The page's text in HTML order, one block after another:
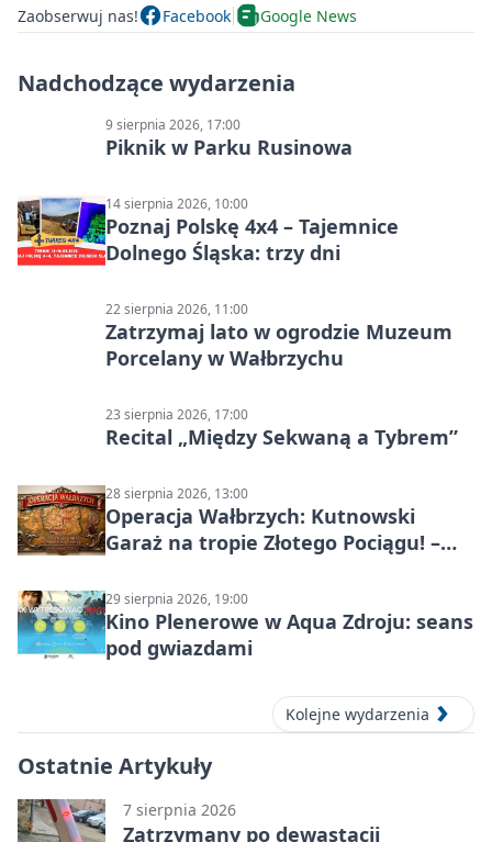
Zaobserwuj nas! Facebook Google News
Nadchodzące wydarzenia
9 sierpnia 2026, 17:00
Piknik w Parku Rusinowa
14 sierpnia 2026, 10:00
Poznaj Polskę 4x4 – Tajemnice
Dolnego Śląska: trzy dni
22 sierpnia 2026, 11:00
Zatrzymaj lato w ogrodzie Muzeum
Porcelany w Wałbrzychu
23 sierpnia 2026, 17:00
Recital „Między Sekwaną a Tybrem”
28 sierpnia 2026, 13:00
Operacja Wałbrzych: Kutnowski
Garaż na tropie Złotego Pociągu! –
29 sierpnia 2026, 19:00
Kino Plenerowe w Aqua Zdroju: seans
pod gwiazdami
Kolejne wydarzenia
Ostatnie Artykuły
7 sierpnia 2026
Zatrzymany po dewastacji